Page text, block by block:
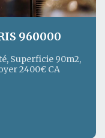
960000
Superficie 90m2,
2400€ CA